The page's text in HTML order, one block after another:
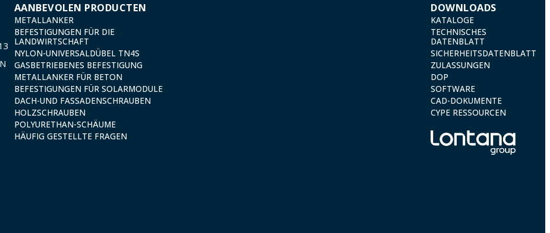
AANBEVOLEN PRODUCTEN
METALLANKER
BEFESTIGUNGEN FÜR DIE
LANDWIRTSCHAFT
NYLON-UNIVERSALDÜBEL TN4S
GASBETRIEBENES BEFESTIGUNG
METALLANKER FÜR BETON
BEFESTIGUNGEN FÜR SOLARMODULE
DACH-UND FASSADENSCHRAUBEN
HOLZSCHRAUBEN
POLYURETHAN-SCHÄUME
HÄUFIG GESTELLTE FRAGEN
DOWNLOADS
KATALOGE
TECHNISCHES
DATENBLATT
SICHERHEITSDATENBLATT
ZULASSUNGEN
DOP
SOFTWARE
CAD-DOKUMENTE
CYPE RESSOURCEN